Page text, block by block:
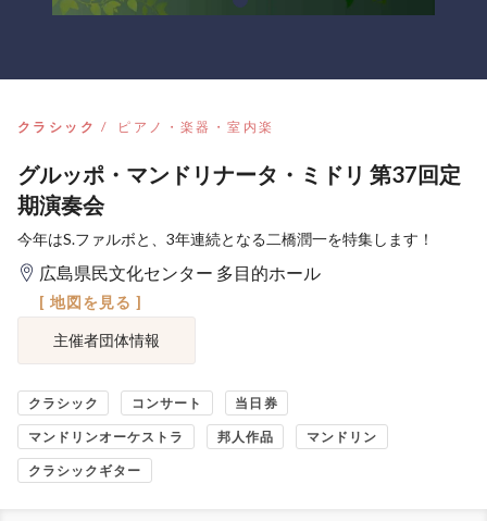
クラシック ピアノ・楽器・室内楽
グルッポ・マンドリナータ・ミドリ 第37回定
期演奏会
今年はS.ファルボと、3年連続となる二橋潤一を特集します！
広島県民文化センター 多目的ホール
[ 地図を見る ]
主催者団体情報
クラシック コンサート 当日券
マンドリンオーケストラ 邦人作品 マンドリン
クラシックギター